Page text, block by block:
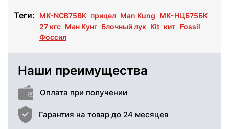
Теги: MK-NCB75BK прицел Man Kung МК-НЦБ75БК
27 кгс Ман Кунг Блочный лук Kit кит Fossil
Фоссил
Наши преимущества
Оплата при получении
Гарантия на товар до 24 месяцев